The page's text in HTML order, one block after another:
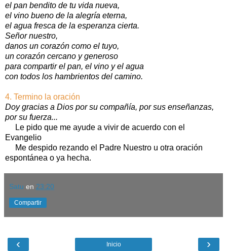
el pan bendito de tu vida nueva,
el vino bueno de la alegría eterna,
el agua fresca de la esperanza cierta.
Señor nuestro,
danos un corazón como el tuyo,
un corazón cercano y generoso
para compartir el pan, el vino y el agua
con todos los hambrientos del camino.
4. Termino la oración
Doy gracias a Dios por su compañía, por sus enseñanzas,
por su fuerza...
Le pido que me ayude a vivir de acuerdo con el
Evangelio
Me despido rezando el Padre Nuestro u otra oración
espontánea o ya hecha.
Satu en 23:20
Compartir
‹ ›
Inicio